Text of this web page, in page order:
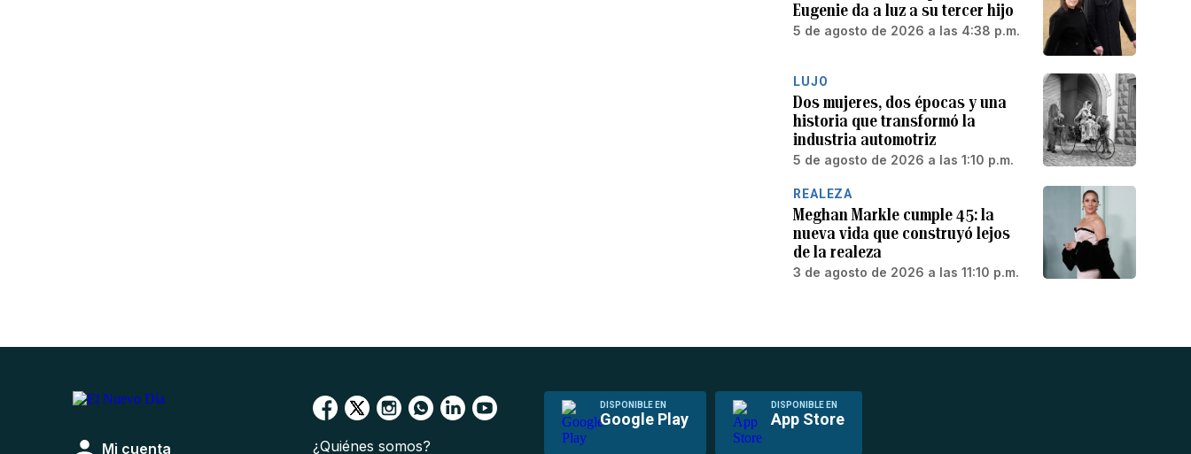
Eugenie da a luz a su tercer hijo
5 de agosto de 2026 a las 4:38 p.m.
LUJO
Dos mujeres, dos épocas y una
historia que transformó la
industria automotriz
5 de agosto de 2026 a las 1:10 p.m.
REALEZA
Meghan Markle cumple 45: la
nueva vida que construyó lejos
de la realeza
3 de agosto de 2026 a las 11:10 p.m.
DISPONIBLE EN
Google Play
DISPONIBLE EN
App Store
Mi cuenta
¿Quiénes somos?